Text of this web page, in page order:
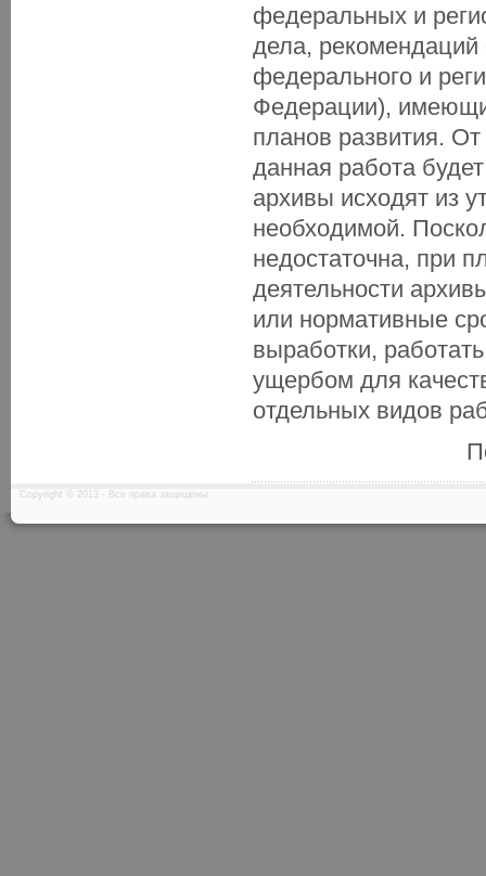
федеральных и
дела,
федерального и
Федерации),
планов развития.
данная работа
архивы исходят из
необходимой.
недостаточна, при
деятельности
или нормативные
выработки,
ущербом для
отдельных видов
Copyright © 2013 - Все права защищены